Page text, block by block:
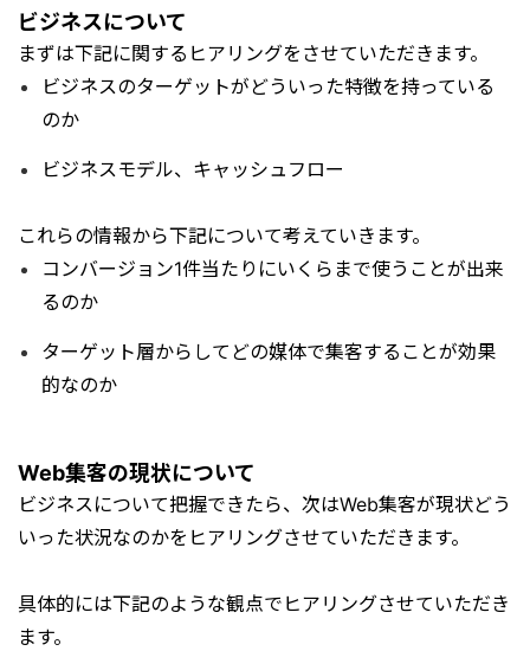
ビジネスについて
まずは下記に関するヒアリングをさせていただきます。
ビジネスのターゲットがどういった特徴を持っている
のか
ビジネスモデル、キャッシュフロー
これらの情報から下記について考えていきます。
コンバージョン1件当たりにいくらまで使うことが出来
るのか
ターゲット層からしてどの媒体で集客することが効果
的なのか
Web集客の現状について
ビジネスについて把握できたら、次はWeb集客が現状どう
いった状況なのかをヒアリングさせていただきます。
具体的には下記のような観点でヒアリングさせていただき
ます。